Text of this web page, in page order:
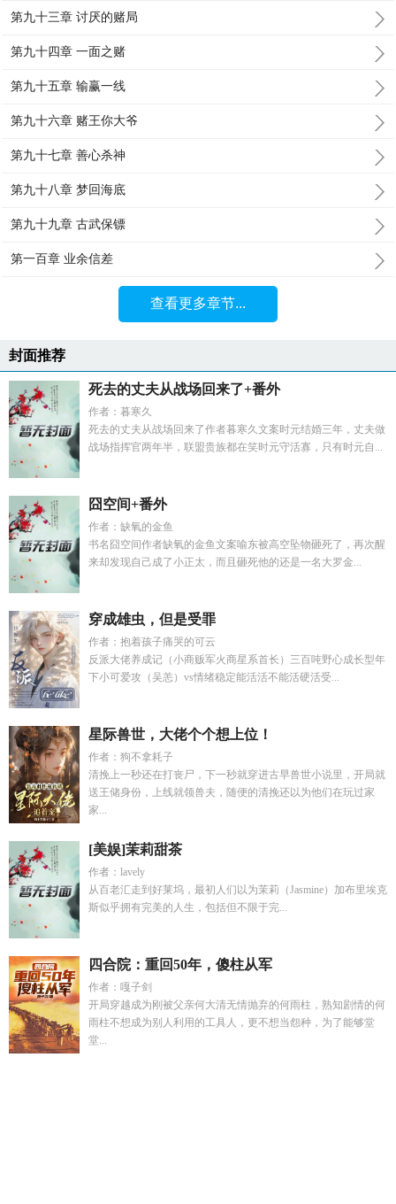
第九十三章 讨厌的赌局
第九十四章 一面之赌
第九十五章 输赢一线
第九十六章 赌王你大爷
第九十七章 善心杀神
第九十八章 梦回海底
第九十九章 古武保镖
第一百章 业余信差
查看更多章节...
封面推荐
死去的丈夫从战场回来了+番外
作者：暮寒久
死去的丈夫从战场回来了作者暮寒久文案时元结婚三年，丈夫做
战场指挥官两年半，联盟贵族都在笑时元守活寡，只有时元自...
囧空间+番外
作者：缺氧的金鱼
书名囧空间作者缺氧的金鱼文案喻东被高空坠物砸死了，再次醒
来却发现自己成了小正太，而且砸死他的还是一名大罗金...
穿成雄虫，但是受罪
作者：抱着孩子痛哭的可云
反派大佬养成记（小商贩军火商星系首长）三百吨野心成长型年
下小可爱攻（吴恙）vs情绪稳定能活活不能活硬活受...
星际兽世，大佬个个想上位！
作者：狗不拿耗子
清挽上一秒还在打丧尸，下一秒就穿进古早兽世小说里，开局就
送王储身份，上线就领兽夫，随便的清挽还以为他们在玩过家
家...
[美娱]茉莉甜茶
作者：lavely
从百老汇走到好莱坞，最初人们以为茉莉（Jasmine）加布里埃克
斯似乎拥有完美的人生，包括但不限于完...
四合院：重回50年，傻柱从军
作者：嘎子剑
开局穿越成为刚被父亲何大清无情抛弃的何雨柱，熟知剧情的何
雨柱不想成为别人利用的工具人，更不想当怨种，为了能够堂
堂...